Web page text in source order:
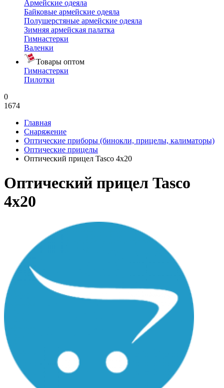
Армейские одеяла
Байковые армейские одеяла
Полушерстяные армейские одеяла
Зимняя армейская палатка
Гимнастерки
Валенки
Товары оптом
Гимнастерки
Пилотки
0
1674
Главная
Снаряжение
Оптические приборы (бинокли, прицелы, калиматоры)
Оптические прицелы
Оптический прицел Tasco 4х20
Оптический прицел Tasco
4х20